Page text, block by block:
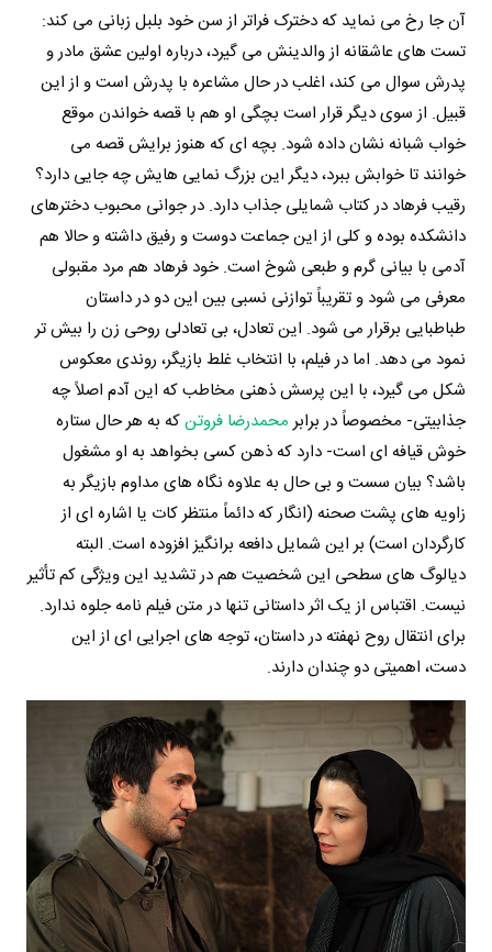
آن جا رخ می نماید که دخترک فراتر از سن خود بلبل زبانی می کند:
تست های عاشقانه از والدینش می گیرد، درباره اولین عشق مادر و
پدرش سوال می کند، اغلب در حال مشاعره با پدرش است و از این
قبیل. از سوی دیگر قرار است بچگی او هم با قصه خواندن موقع
خواب شبانه نشان داده شود. بچه ای که هنوز برایش قصه می
خوانند تا خوابش ببرد، دیگر این بزرگ نمایی هایش چه جایی دارد؟
رقیب فرهاد در کتاب شمایلی جذاب دارد. در جوانی محبوب دخترهای
دانشکده بوده و کلی از این جماعت دوست و رفیق داشته و حالا هم
آدمی با بیانی گرم و طبعی شوخ است. خود فرهاد هم مرد مقبولی
معرفی می شود و تقریباً توازنی نسبی بین این دو در داستان
طباطبایی برقرار می شود. این تعادل، بی تعادلی روحی زن را بیش تر
نمود می دهد. اما در فیلم، با انتخاب غلط بازیگر، روندی معکوس
شکل می گیرد، با این پرسش ذهنی مخاطب که این آدم اصلاً چه
جذابیتی- مخصوصاً در برابر محمدرضا فروتنکه به هر حال ستاره
خوش قیافه ای است- دارد که ذهن کسی بخواهد به او مشغول
باشد؟ بیان سست و بی حال به علاوه نگاه های مداوم بازیگر به
زاویه های پشت صحنه (انگار که دائماً منتظر کات یا اشاره ای از
کارگردان است) بر این شمایل دافعه برانگیز افزوده است. البته
دیالوگ های سطحی این شخصیت هم در تشدید این ویژگی کم تأثیر
نیست. اقتباس از یک اثر داستانی تنها در متن فیلم نامه جلوه ندارد.
برای انتقال روح نهفته در داستان، توجه های اجرایی ای از این
دست، اهمیتی دو چندان دارند.